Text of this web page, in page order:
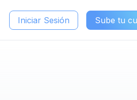
Iniciar Sesión Sube tu